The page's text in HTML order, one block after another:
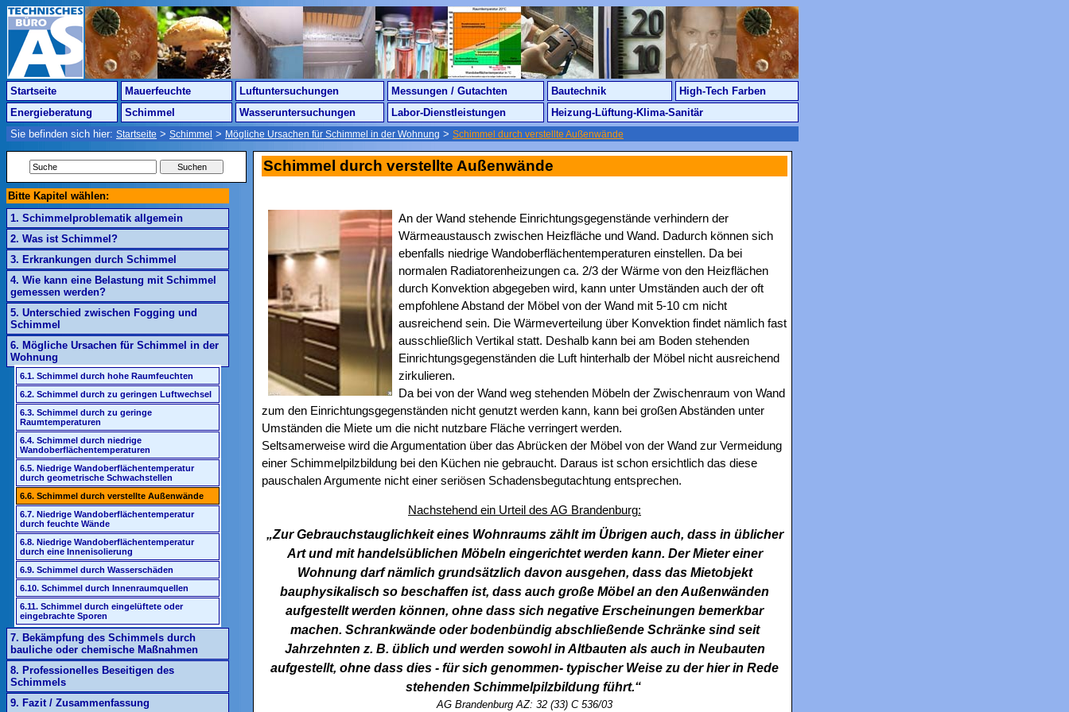
Startseite Mauerfeuchte Luftuntersuchungen Messungen / Gutachten Bautechnik
High-Tech Farben
Energieberatung
Schimmel Wasseruntersuchungen Labor-Dienstleistungen
Heizung-Lüftung-Klima-Sanitär
Sie befinden sich hier: Startseite > Schimmel > Mögliche Ursachen für Schimmel in der Wohnung > Schimmel durch verstellte Außenwände
Bitte Kapitel wählen:
1. Schimmelproblematik allgemein
2. Was ist Schimmel?
3. Erkrankungen durch Schimmel
4. Wie kann eine Belastung mit Schimmel
gemessen werden?
5. Unterschied zwischen Fogging und
Schimmel
6. Mögliche Ursachen für Schimmel in der
Wohnung
6.1. Schimmel durch hohe Raumfeuchten
6.2. Schimmel durch zu geringen Luftwechsel
6.3. Schimmel durch zu geringe
Raumtemperaturen
6.4. Schimmel durch niedrige
Wandoberflächentemperaturen
6.5. Niedrige Wandoberflächentemperatur
durch geometrische Schwachstellen
6.6. Schimmel durch verstellte Außenwände
6.7. Niedrige Wandoberflächentemperatur
durch feuchte Wände
6.8. Niedrige Wandoberflächentemperatur
durch eine Innenisolierung
6.9. Schimmel durch Wasserschäden
6.10. Schimmel durch Innenraumquellen
6.11. Schimmel durch eingelüftete oder
eingebrachte Sporen
7. Bekämpfung des Schimmels durch
bauliche oder chemische Maßnahmen
8. Professionelles Beseitigen des
Schimmels
9. Fazit / Zusammenfassung
Schimmel durch verstellte Außenwände
An der Wand stehende Einrichtungsgegenstände verhindern der
Wärmeaustausch zwischen Heizfläche und Wand. Dadurch können sich
ebenfalls niedrige Wandoberflächentemperaturen einstellen. Da bei
normalen Radiatorenheizungen ca. 2/3 der Wärme von den Heizflächen
durch Konvektion abgegeben wird, kann unter Umständen auch der oft
empfohlene Abstand der Möbel von der Wand mit 5-10 cm nicht
ausreichend sein. Die Wärmeverteilung über Konvektion findet nämlich fast
ausschließlich Vertikal statt. Deshalb kann bei am Boden stehenden
Einrichtungsgegenständen die Luft hinterhalb der Möbel nicht ausreichend
zirkulieren.
Da bei von der Wand weg stehenden Möbeln der Zwischenraum von Wand
zum den Einrichtungsgegenständen nicht genutzt werden kann, kann bei großen Abständen unter
Umständen die Miete um die nicht nutzbare Fläche verringert werden.
Seltsamerweise wird die Argumentation über das Abrücken der Möbel von der Wand zur Vermeidung
einer Schimmelpilzbildung bei den Küchen nie gebraucht. Daraus ist schon ersichtlich das diese
pauschalen Argumente nicht einer seriösen Schadensbegutachtung entsprechen.
Nachstehend ein Urteil des AG Brandenburg:
„Zur Gebrauchstauglichkeit eines Wohnraums zählt im Übrigen auch, dass in üblicher
Art und mit handelsüblichen Möbeln eingerichtet werden kann. Der Mieter einer
Wohnung darf nämlich grundsätzlich davon ausgehen, dass das Mietobjekt
bauphysikalisch so beschaffen ist, dass auch große Möbel an den Außenwänden
aufgestellt werden können, ohne dass sich negative Erscheinungen bemerkbar
machen. Schrankwände oder bodenbündig abschließende Schränke sind seit
Jahrzehnten z. B. üblich und werden sowohl in Altbauten als auch in Neubauten
aufgestellt, ohne dass dies - für sich genommen- typischer Weise zu der hier in Rede
stehenden Schimmelpilzbildung führt.“
AG Brandenburg AZ: 32 (33) C 536/03